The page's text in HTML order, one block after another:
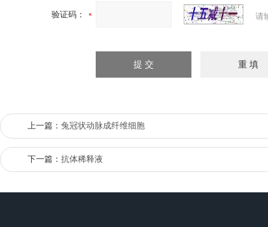
验证码： 请
上一篇： 兔冠状动脉成纤维细胞
下一篇： 抗体稀释液